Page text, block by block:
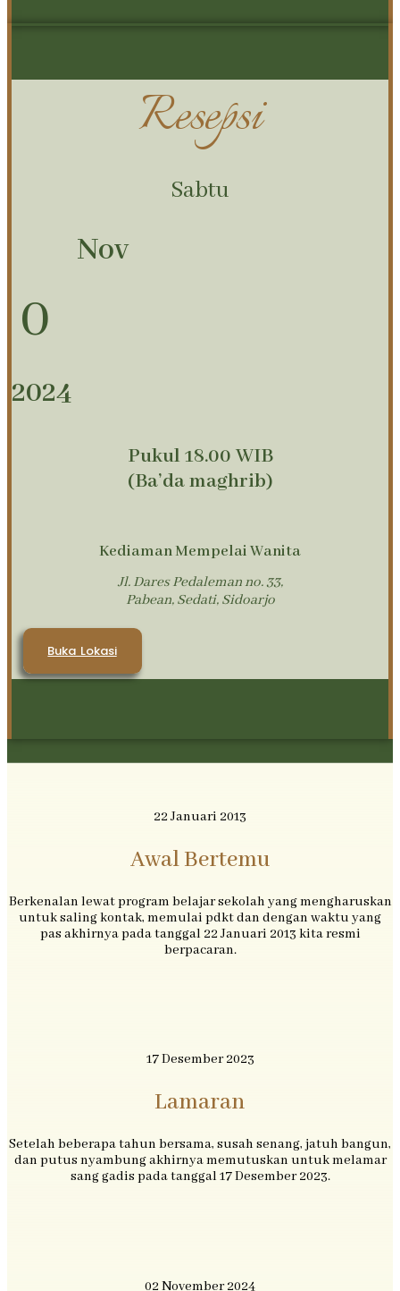
Resepsi
Sabtu
Nov
0
2024
Pukul 18.00 WIB
(Ba’da maghrib)
Kediaman Mempelai Wanita
Jl. Dares Pedaleman no. 33,
Pabean, Sedati, Sidoarjo
Buka Lokasi
22 Januari 2013
Awal Bertemu
Berkenalan lewat program belajar sekolah yang mengharuskan
untuk saling kontak, memulai pdkt dan dengan waktu yang
pas akhirnya pada tanggal 22 Januari 2013 kita resmi
berpacaran.
17 Desember 2023
Lamaran
Setelah beberapa tahun bersama, susah senang, jatuh bangun,
dan putus nyambung akhirnya memutuskan untuk melamar
sang gadis pada tanggal 17 Desember 2023.
02 November 2024